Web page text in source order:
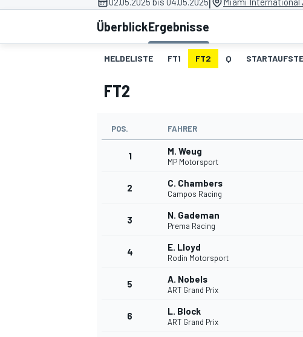
ÜberblickErgebnisse
MELDELISTE FT1 FT2 Q
FT2
POS. FAHRER
1 M. Weug
MP Motorsport
2 C. Chambers
Campos Racing
3 N. Gademan
Prema Racing
4 E. Lloyd
Rodin Motorsport
5 A. Nobels
ART Grand Prix
6 L. Block
ART Grand Prix